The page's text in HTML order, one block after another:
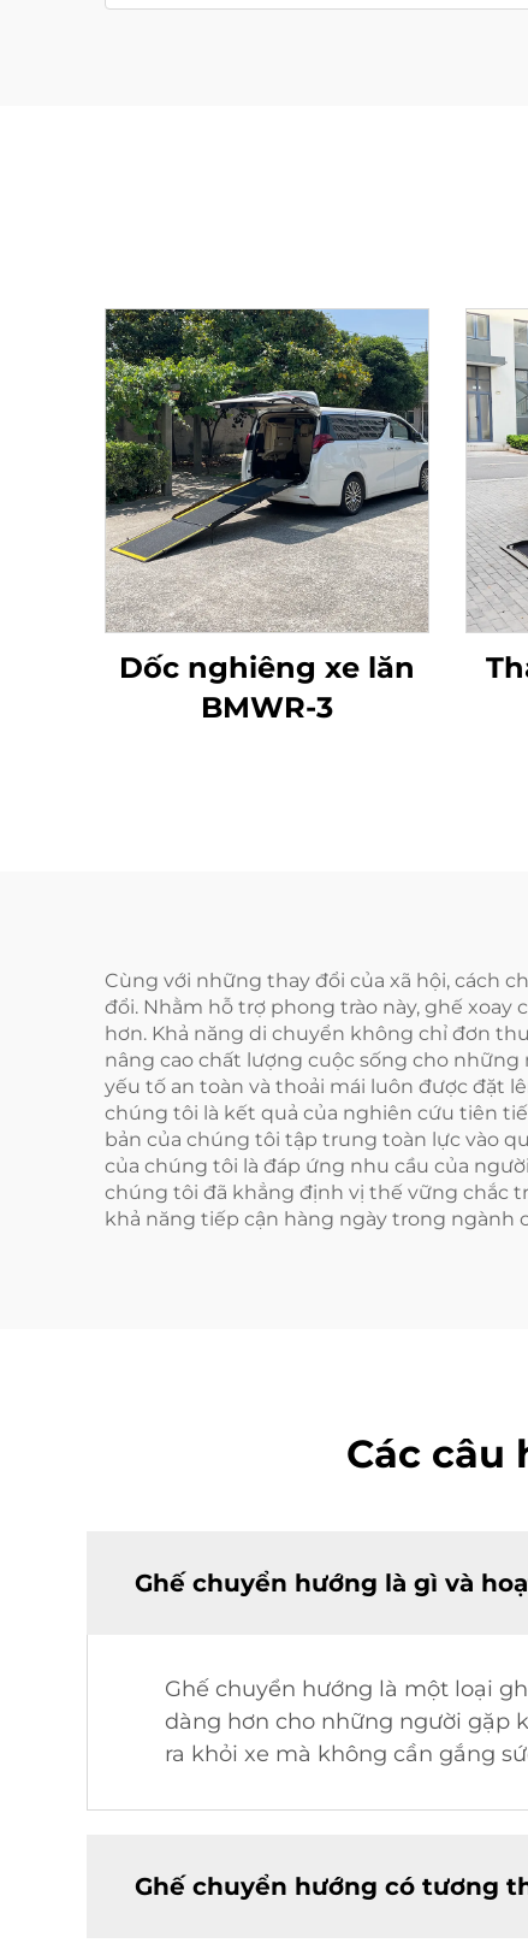
Dốc nghiêng xe lăn
BMWR-3
Cùng với những thay đổi của xã hội, cách
đổi. Nhằm hỗ trợ phong trào này, ghế
hơn. Khả năng di chuyển không chỉ đơn
nâng cao chất lượng cuộc sống cho
yếu tố an toàn và thoải mái luôn được đặt
chúng tôi là kết quả của nghiên cứu tiên
bản của chúng tôi tập trung toàn lực vào
của chúng tôi là đáp ứng nhu cầu của
chúng tôi đã khẳng định vị thế vững chắc
khả năng tiếp cận hàng ngày trong ngành
Các câu
Ghế chuyển hướng là gì và
Ghế chuyển hướng là một loại
dàng hơn cho những người gặp
ra khỏi xe mà không cần gắng
Ghế chuyển hướng có tương